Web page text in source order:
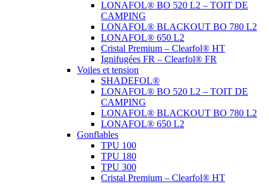
LONAFOL® BO 520 L2 – TOIT DE
CAMPING
LONAFOL® BLACKOUT BO 780 L2
LONAFOL® 650 L2
Cristal Premium – Clearfol® HT
Ignifugées FR – Clearfol® FR
Voiles et tension
SHADEFOL®
LONAFOL® BO 520 L2 – TOIT DE
CAMPING
LONAFOL® BLACKOUT BO 780 L2
LONAFOL® 650 L2
Gonflables
TPU 100
TPU 180
TPU 300
Cristal Premium – Clearfol® HT